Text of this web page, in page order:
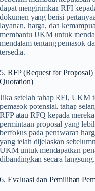
dapat mengirimkan RFI
dokumen yang berisi
layanan, harga, dan
membantu UKM untuk
mendalam tentang pemasok
tersedia.
5. RFP (Request for
Quotation)
Jika setelah tahap RFI, UKM
pemasok potensial, tahap
RFP atau RFQ kepada
permintaan proposal yang
berfokus pada penawaran
yang telah dijelaskan
UKM untuk mendapatkan
dibandingkan secara langsung.
6. Evaluasi dan Pemilihan